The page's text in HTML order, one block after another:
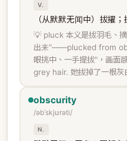
V.
（从默默无闻中）拔擢
💡 pluck 本义是拔羽毛、
出来"——plucked from
眼挑中、一手提拔"，画
grey hair. 她拔掉了一根灰
obscurity
/əbˈskjʊrəti/
N.